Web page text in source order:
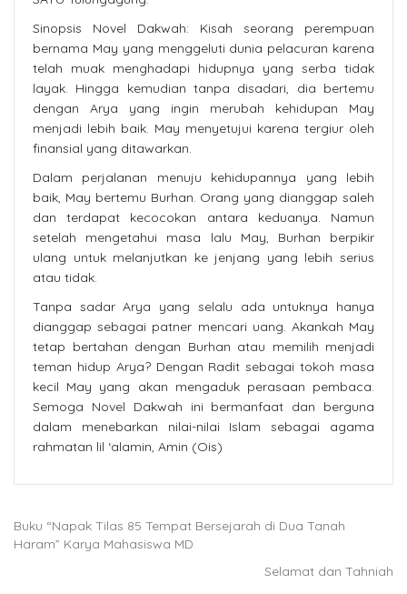
Sinopsis Novel Dakwah: Kisah seorang perempuan
bernama May yang menggeluti dunia pelacuran karena
telah muak menghadapi hidupnya yang serba tidak
layak. Hingga kemudian tanpa disadari, dia bertemu
dengan Arya yang ingin merubah kehidupan May
menjadi lebih baik. May menyetujui karena tergiur oleh
finansial yang ditawarkan.
Dalam perjalanan menuju kehidupannya yang lebih
baik, May bertemu Burhan. Orang yang dianggap saleh
dan terdapat kecocokan antara keduanya. Namun
setelah mengetahui masa lalu May, Burhan berpikir
ulang untuk melanjutkan ke jenjang yang lebih serius
atau tidak.
Tanpa sadar Arya yang selalu ada untuknya hanya
dianggap sebagai patner mencari uang. Akankah May
tetap bertahan dengan Burhan atau memilih menjadi
teman hidup Arya? Dengan Radit sebagai tokoh masa
kecil May yang akan mengaduk perasaan pembaca.
Semoga Novel Dakwah ini bermanfaat dan berguna
dalam menebarkan nilai-nilai Islam sebagai agama
rahmatan lil ‘alamin, Amin (Ois)
Buku “Napak Tilas 85 Tempat Bersejarah di Dua Tanah
Haram” Karya Mahasiswa MD
Selamat dan Tahniah